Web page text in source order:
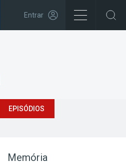
Entrar
EPISÓDIOS
Memória